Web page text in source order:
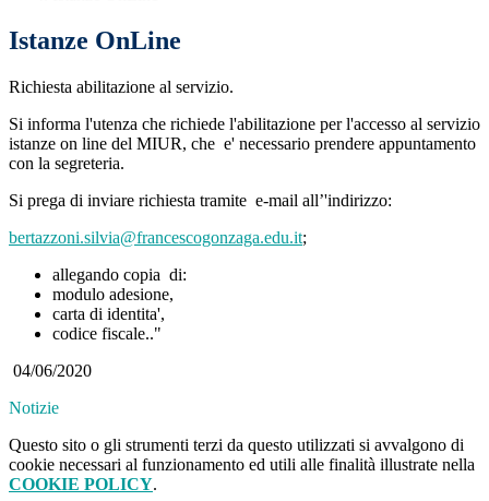
Istanze OnLine
Richiesta abilitazione al servizio.
Si informa l'utenza che richiede l'abilitazione per l'accesso al servizio
istanze on line del MIUR, che e' necessario prendere appuntamento
con la segreteria.
Si prega di inviare richiesta tramite e-mail all’'indirizzo:
bertazzoni.silvia@francescogonzaga.edu.it;
allegando copia di:
modulo adesione,
carta di identita',
codice fiscale.."
04/06/2020
Notizie
Questo sito o gli strumenti terzi da questo utilizzati si avvalgono di
cookie necessari al funzionamento ed utili alle finalità illustrate nella
COOKIE POLICY.